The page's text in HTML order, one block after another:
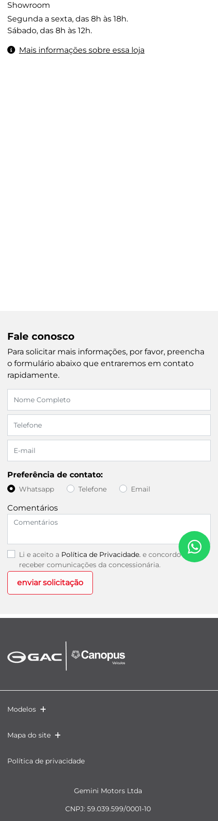
Showroom
Segunda a sexta, das 8h às 18h.
Sábado, das 8h às 12h.
Mais informações sobre essa loja
Fale conosco
Para solicitar mais informações, por favor, preencha
o formulário abaixo que entraremos em contato
rapidamente.
Preferência de contato:
Whatsapp Telefone Email
Comentários
Li e aceito a Política de Privacidade. e concordo em
receber comunicações da concessionária.
enviar solicitação
Modelos
Mapa do site
Política de privacidade
Gemini Motors Ltda
CNPJ: 59.039.599/0001-10